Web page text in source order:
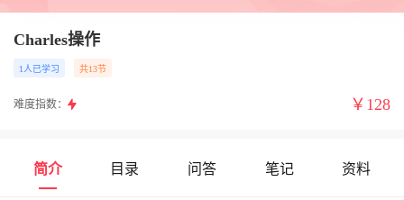
Charles操作
1人已学习 共13节
难度指数： ￥ 128
简介 目录 问答 笔记 资料